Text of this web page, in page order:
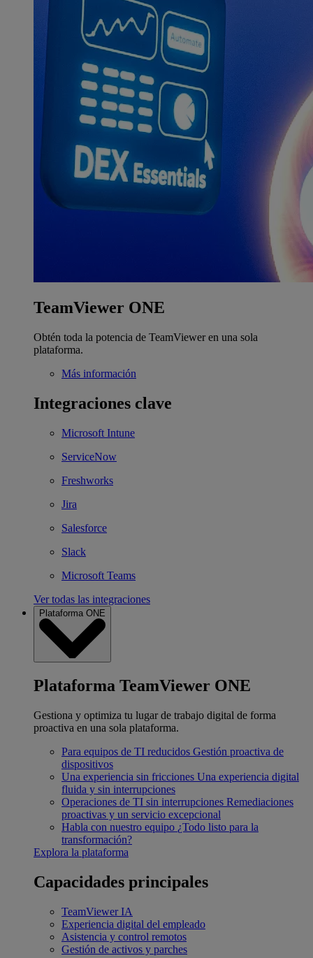
TeamViewer ONE
Obtén toda la potencia de TeamViewer en una sola
plataforma.
Más información
Integraciones clave
Microsoft Intune
ServiceNow
Freshworks
Jira
Salesforce
Slack
Microsoft Teams
Ver todas las integraciones
Plataforma ONE
Plataforma TeamViewer ONE
Gestiona y optimiza tu lugar de trabajo digital de forma
proactiva en una sola plataforma.
Para equipos de TI reducidos Gestión proactiva de
dispositivos
Una experiencia sin fricciones Una experiencia digital
fluida y sin interrupciones
Operaciones de TI sin interrupciones Remediaciones
proactivas y un servicio excepcional
Habla con nuestro equipo ¿Todo listo para la
transformación?
Explora la plataforma
Capacidades principales
TeamViewer IA
Experiencia digital del empleado
Asistencia y control remotos
Gestión de activos y parches